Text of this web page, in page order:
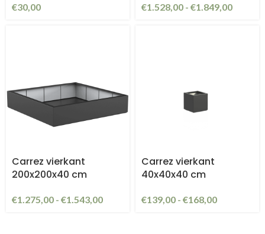
€30,00 €1.528,00 - €1.849,00
Carrez vierkant
200x200x40 cm
€1.275,00 - €1.543,00
Carrez vierkant
40x40x40 cm
€139,00 - €168,00